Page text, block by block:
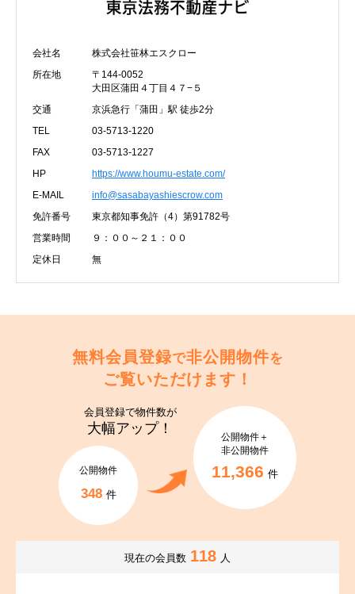
会社名
株式会社笹林エスクロー
所在地
〒144-0052
大田区蒲田４丁目４７−５
交通
京浜急行「蒲田」駅 徒歩2分
TEL
03-5713-1220
FAX
03-5713-1227
HP
https://www.houmu-estate.com/
E-MAIL
info@sasabayashiescrow.com
免許番号
東京都知事免許（4）第91782号
営業時間
９：００～２１：００
定休日
無
無料会員登録で非公開物件を
ご覧いただけます！
会員登録で物件数が
大幅アップ！
公開物件
348 件
公開物件＋
非公開物件
11,366 件
現在の会員数 118 人